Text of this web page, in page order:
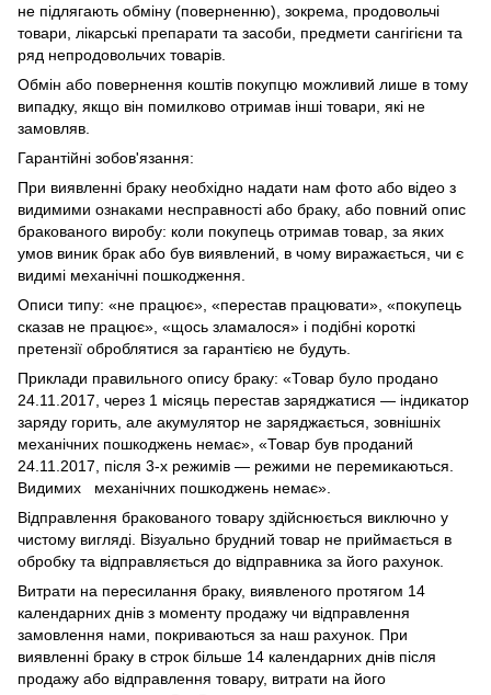
не підлягають обміну (поверненню), зокрема, продовольчі
товари, лікарські препарати та засоби, предмети сангігієни та
ряд непродовольчих товарів.
Обмін або повернення коштів покупцю можливий лише в тому
випадку, якщо він помилково отримав інші товари, які не
замовляв.
Гарантійні зобов'язання:
При виявленні браку необхідно надати нам фото або відео з
видимими ознаками несправності або браку, або повний опис
бракованого виробу: коли покупець отримав товар, за яких
умов виник брак або був виявлений, в чому виражається, чи є
видимі механічні пошкодження.
Описи типу: «не працює», «перестав працювати», «покупець
сказав не працює», «щось зламалося» і подібні короткі
претензії оброблятися за гарантією не будуть.
Приклади правильного опису браку: «Товар було продано
24.11.2017, через 1 місяць перестав заряджатися — індикатор
заряду горить, але акумулятор не заряджається, зовнішніх
механічних пошкоджень немає», «Товар був проданий
24.11.2017, після 3-х режимів — режими не перемикаються.
Видимих механічних пошкоджень немає».
Відправлення бракованого товару здійснюється виключно у
чистому вигляді. Візуально брудний товар не приймається в
обробку та відправляється до відправника за його рахунок.
Витрати на пересилання браку, виявленого протягом 14
календарних днів з моменту продажу чи відправлення
замовлення нами, покриваються за наш рахунок. При
виявленні браку в строк більше 14 календарних днів після
продажу або відправлення товару, витрати на його